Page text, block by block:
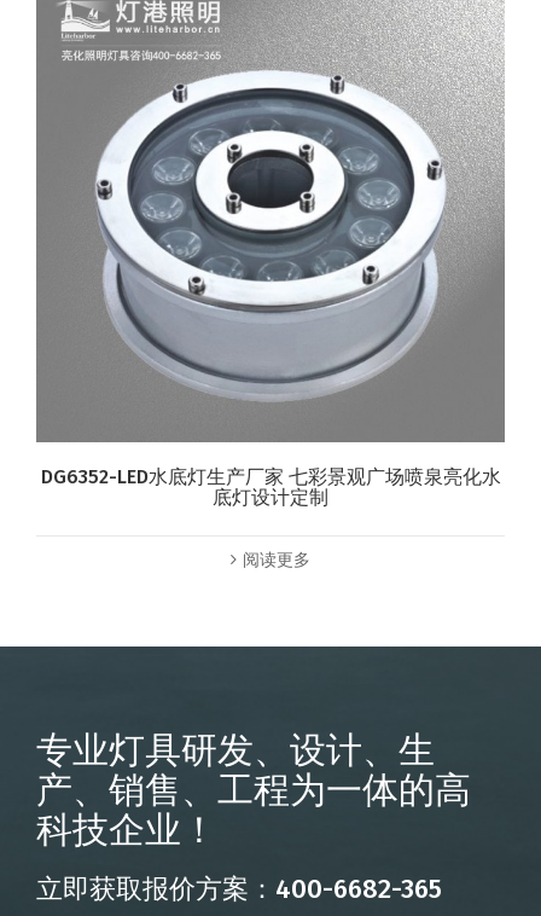
DG6352-LED水底灯生产厂家 七彩景观广场喷泉亮化水
底灯设计定制
阅读更多
专业灯具研发、设计、生
产、销售、工程为一体的高
科技企业！
立即获取报价方案：400-6682-365